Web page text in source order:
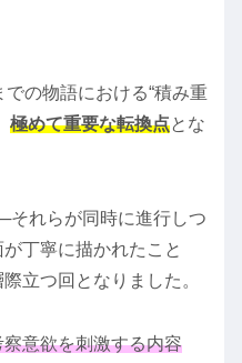
の物語における“積み重
極めて重要な転換点とな
それらが同時に進行しつ
丁寧に描かれたこと
立つ回となりました。
意欲を刺激する内容